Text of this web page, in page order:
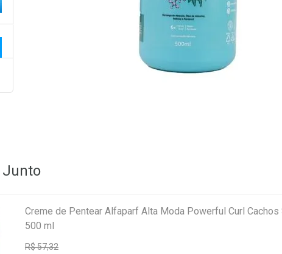
Junto
Creme de Pentear Alfaparf Alta Moda Powerful Curl Cachos Soltos
500 ml
R$ 57,32